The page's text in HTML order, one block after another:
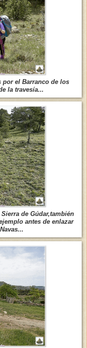
por el Barranco de los
la travesía...
de Gúdar,también
antes de enlazar